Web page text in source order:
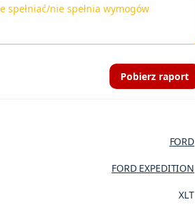
spełniać/nie spełnia wymogów
Pobierz raport
FORD
FORD EXPEDITION
XLT